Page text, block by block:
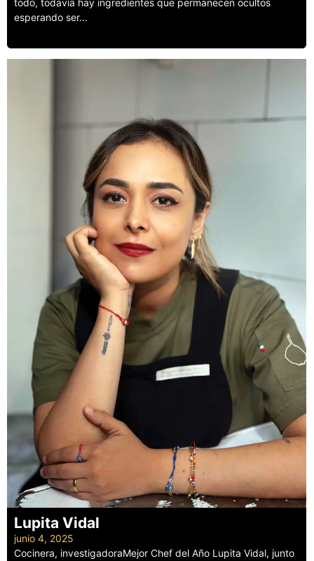
esperando ser...
Lupita Vidal
junio 4, 2025
Cocinera, investigadoraMejor Chef del Año Lupita Vidal, junto